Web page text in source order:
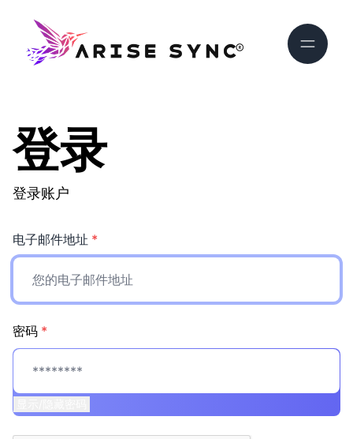
登录
登录账户
电子邮件地址 *
密码 *